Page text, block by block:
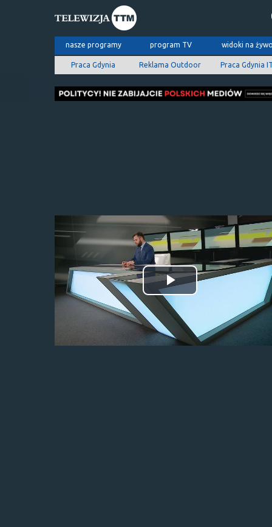
nasze programy program TV widoki na
Praca Gdynia Reklama Outdoor Praca Gdynia
Odtwórz
wideo